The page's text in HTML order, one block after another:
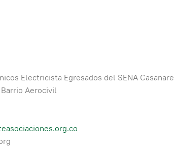
Electricista Egresados del SENA Casanare
Aerocivil